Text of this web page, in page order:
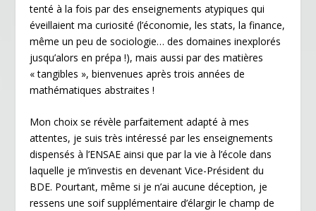
tenté à la fois par des enseignements atypiques qui
éveillaient ma curiosité (l’économie, les stats, la finance,
même un peu de sociologie… des domaines inexplorés
jusqu’alors en prépa !), mais aussi par des matières
« tangibles », bienvenues après trois années de
mathématiques abstraites !
Mon choix se révèle parfaitement adapté à mes
attentes, je suis très intéressé par les enseignements
dispensés à l’ENSAE ainsi que par la vie à l’école dans
laquelle je m’investis en devenant Vice-Président du
BDE. Pourtant, même si je n’ai aucune déception, je
ressens une soif supplémentaire d’élargir le champ de